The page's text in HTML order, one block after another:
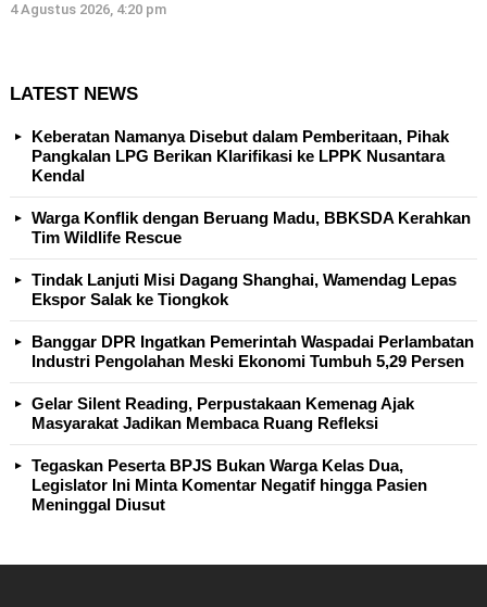
4 Agustus 2026, 4:20 pm
LATEST NEWS
Keberatan Namanya Disebut dalam Pemberitaan, Pihak
Pangkalan LPG Berikan Klarifikasi ke LPPK Nusantara
Kendal
Warga Konflik dengan Beruang Madu, BBKSDA Kerahkan
Tim Wildlife Rescue
Tindak Lanjuti Misi Dagang Shanghai, Wamendag Lepas
Ekspor Salak ke Tiongkok
Banggar DPR Ingatkan Pemerintah Waspadai Perlambatan
Industri Pengolahan Meski Ekonomi Tumbuh 5,29 Persen
Gelar Silent Reading, Perpustakaan Kemenag Ajak
Masyarakat Jadikan Membaca Ruang Refleksi
Tegaskan Peserta BPJS Bukan Warga Kelas Dua,
Legislator Ini Minta Komentar Negatif hingga Pasien
Meninggal Diusut